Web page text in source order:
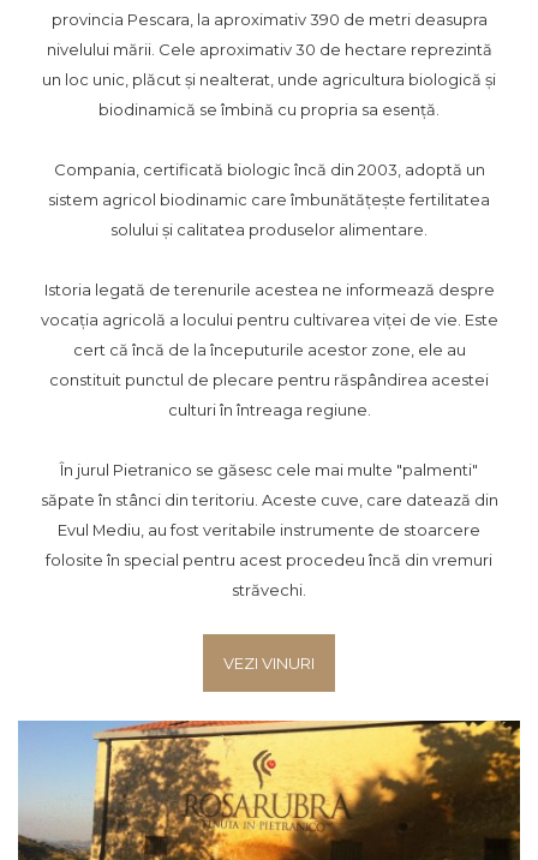
provincia Pescara, la aproximativ 390 de metri deasupra
nivelului mării. Cele aproximativ 30 de hectare reprezintă
un loc unic, plăcut și nealterat, unde agricultura biologică și
biodinamică se îmbină cu propria sa esență.
Compania, certificată biologic încă din 2003, adoptă un
sistem agricol biodinamic care îmbunătățește fertilitatea
solului și calitatea produselor alimentare.
Istoria legată de terenurile acestea ne informează despre
vocația agricolă a locului pentru cultivarea viței de vie. Este
cert că încă de la începuturile acestor zone, ele au
constituit punctul de plecare pentru răspândirea acestei
culturi în întreaga regiune.
În jurul Pietranico se găsesc cele mai multe "palmenti"
săpate în stânci din teritoriu. Aceste cuve, care datează din
Evul Mediu, au fost veritabile instrumente de stoarcere
folosite în special pentru acest procedeu încă din vremuri
străvechi.
VEZI VINURI